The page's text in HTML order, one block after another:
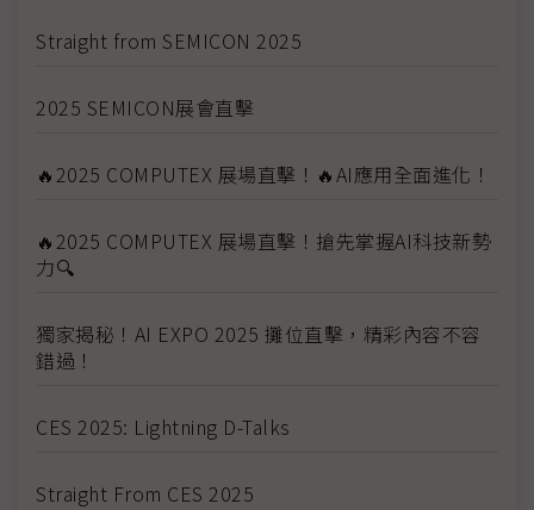
Straight from SEMICON 2025
2025 SEMICON展會直擊
🔥2025 COMPUTEX 展場直擊！🔥AI應用全面進化！
🔥2025 COMPUTEX 展場直擊！搶先掌握AI科技新勢
力🔍
獨家揭秘！AI EXPO 2025 攤位直擊，精彩內容不容
錯過！
CES 2025: Lightning D-Talks
Straight From CES 2025